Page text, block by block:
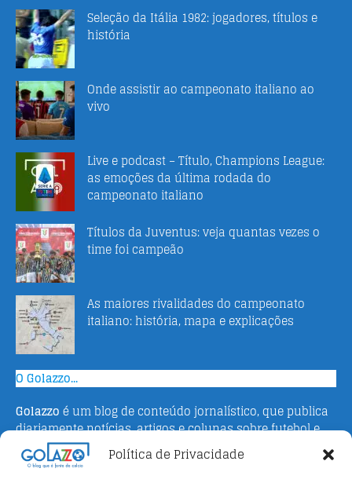
Política de Privacidade
Seleção da Itália 1982: jogadores, títulos e
história
Onde assistir ao campeonato italiano ao
vivo
Live e podcast – Título, Champions League:
as emoções da última rodada do
campeonato italiano
Títulos da Juventus: veja quantas vezes o
time foi campeão
As maiores rivalidades do campeonato
italiano: história, mapa e explicações
O Golazzo...
Golazzo é um blog de conteúdo jornalístico, que publica
diariamente notícias, artigos e colunas sobre futebol e
campeonato italiano. Fundado em 2016 pelo jornalista
Adriano Bertin, o site tem como objetivo informar o